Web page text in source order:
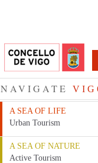
NAVIGATE
A SEA OF LIFE
Urban Tourism
A SEA OF NATURE
Active Tourism